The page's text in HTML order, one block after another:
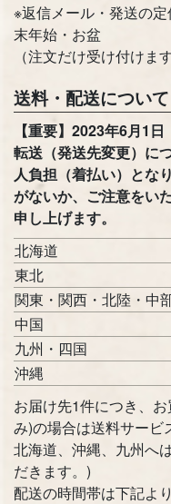
※返信メール・発送の
末年始・お盆
（注文だけ受け付けま
送料・配送について
【重要】2023年6月1
転送（発送先変更）に
人負担（着払い）とな
がないか、ご注意をい
申し上げます。
北海道
東北
関東・関西・北陸・中
中国
九州・四国
沖縄
お届け先1件につき、
み)の場合は送料サービ
北海道、沖縄、九州へ
だきます。)
配送の時間帯は下記よ